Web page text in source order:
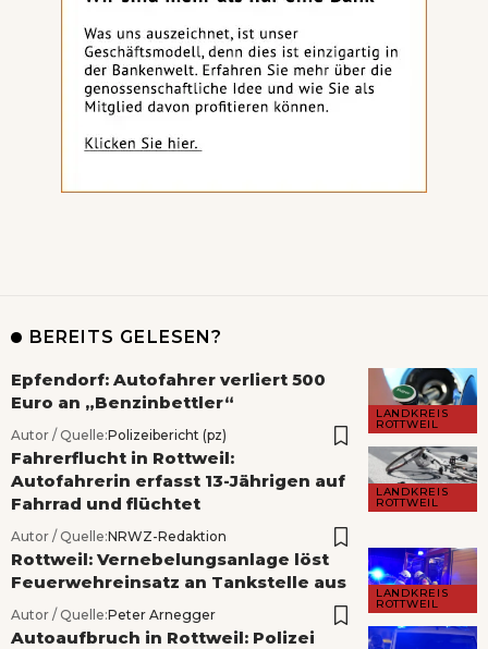
BEREITS GELESEN?
LANDKREIS
ROTTWEIL
Epfendorf: Autofahrer verliert 500
Euro an „Benzinbettler“
Autor / Quelle:Polizeibericht (pz)
LANDKREIS
ROTTWEIL
Fahrerflucht in Rottweil:
Autofahrerin erfasst 13-Jährigen auf
Fahrrad und flüchtet
Autor / Quelle:NRWZ-Redaktion
LANDKREIS
ROTTWEIL
Rottweil: Vernebelungsanlage löst
Feuerwehreinsatz an Tankstelle aus
Autor / Quelle:Peter Arnegger
Autoaufbruch in Rottweil: Polizei